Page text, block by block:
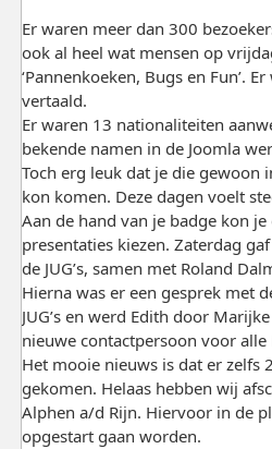
Er waren meer dan 300
ook al heel wat mensen op
‘Pannenkoeken, Bugs en Fun’.
vertaald.
Er waren 13 nationaliteiten
bekende namen in de Joomla
Toch erg leuk dat je die gewoon
kon komen. Deze dagen voelt
Aan de hand van je badge kon je
presentaties kiezen. Zaterdag
de JUG’s, samen met Roland
Hierna was er een gesprek met
JUG’s en werd Edith door
nieuwe contactpersoon voor alle
Het mooie nieuws is dat er zelfs
gekomen. Helaas hebben wij
Alphen a/d Rijn. Hiervoor in de
opgestart gaan worden.